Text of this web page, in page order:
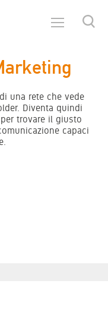
una rete che vede
Diventa quindi
trovare il giusto
capaci